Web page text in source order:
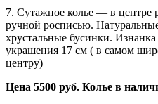
7. Сутажное колье — в
ручной росписью.
хрустальные бусинки.
украшения 17 см ( в самом
центру)
Цена 5500 руб. Колье в